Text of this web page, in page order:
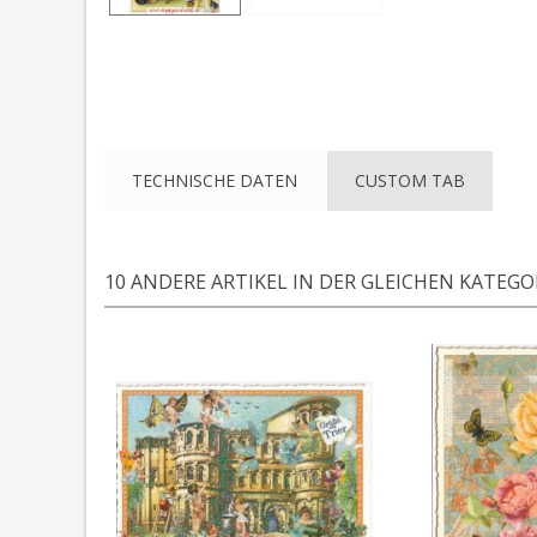
TECHNISCHE DATEN CUSTOM TAB
10 ANDERE ARTIKEL IN DER GLEICHEN